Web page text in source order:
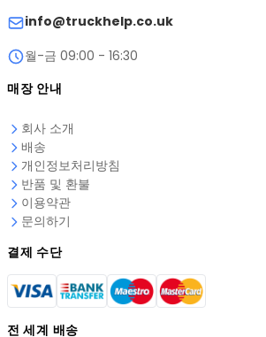
info@truckhelp.co.uk
월-금 09:00 - 16:30
매장 안내
회사 소개
배송
개인정보처리방침
반품 및 환불
이용약관
문의하기
결제 수단
전 세계 배송